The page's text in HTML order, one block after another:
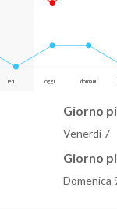
ieri oggi domani
Giorno
Venerdì 7
Giorno
Domenica